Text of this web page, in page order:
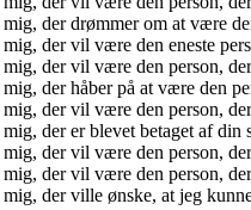
der drømmer om at være
der vil være den eneste
der vil være den person,
der håber på at være den
der vil være den person,
der er blevet betaget af din
der vil være den person,
der vil være den person,
der ville ønske, at jeg